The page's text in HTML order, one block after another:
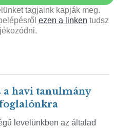
tagjaink kapják meg.
ezen a linken tudsz
a havi tanulmány
levelünkben az általad